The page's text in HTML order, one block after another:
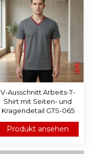
V-Ausschnitt Arbeits-T-
Shirt mit Seiten- und
Kragendetail GTS-065
Produkt ansehen